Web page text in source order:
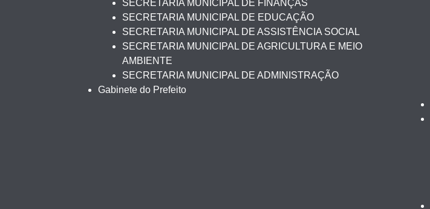
SECRETARIA MUNICIPAL DE FINANÇAS
SECRETARIA MUNICIPAL DE EDUCAÇÃO
SECRETARIA MUNICIPAL DE ASSISTÊNCIA SOCIAL
SECRETARIA MUNICIPAL DE AGRICULTURA E MEIO
AMBIENTE
SECRETARIA MUNICIPAL DE ADMINISTRAÇÃO
Gabinete do Prefeito